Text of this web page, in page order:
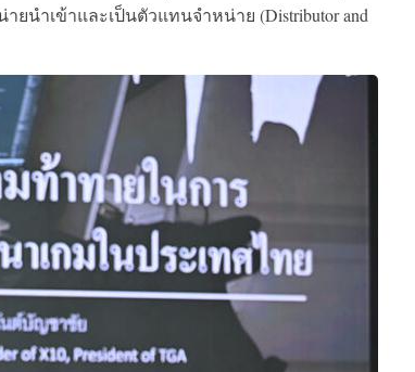
นำเข้าและเป็นตัวแทนจำหน่าย (Distributor and